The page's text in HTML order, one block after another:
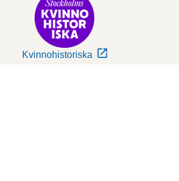
Kvinnohistoriska